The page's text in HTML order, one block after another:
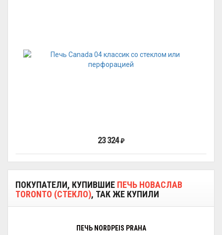
23 324₽
ПОКУПАТЕЛИ, КУПИВШИЕ ПЕЧЬ НОВАСЛАВ
TORONTO (СТЕКЛО), ТАК ЖЕ КУПИЛИ
ПЕЧЬ NORDPEIS PRAHA